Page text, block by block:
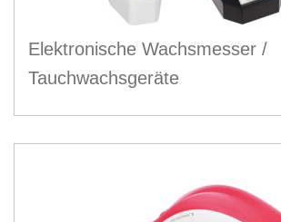
Elektronische Wachsmesser /
Tauchwachsgeräte